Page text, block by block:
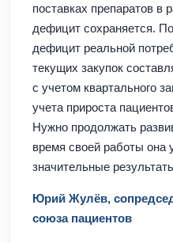
поставках препаратов в
дефицит сохраняется.
дефицит реальной
текущих закупок
с учетом квартального
учета прироста
Нужно продолжать
время своей работы она
значительные
Юрий Жулёв,
союза пациентов